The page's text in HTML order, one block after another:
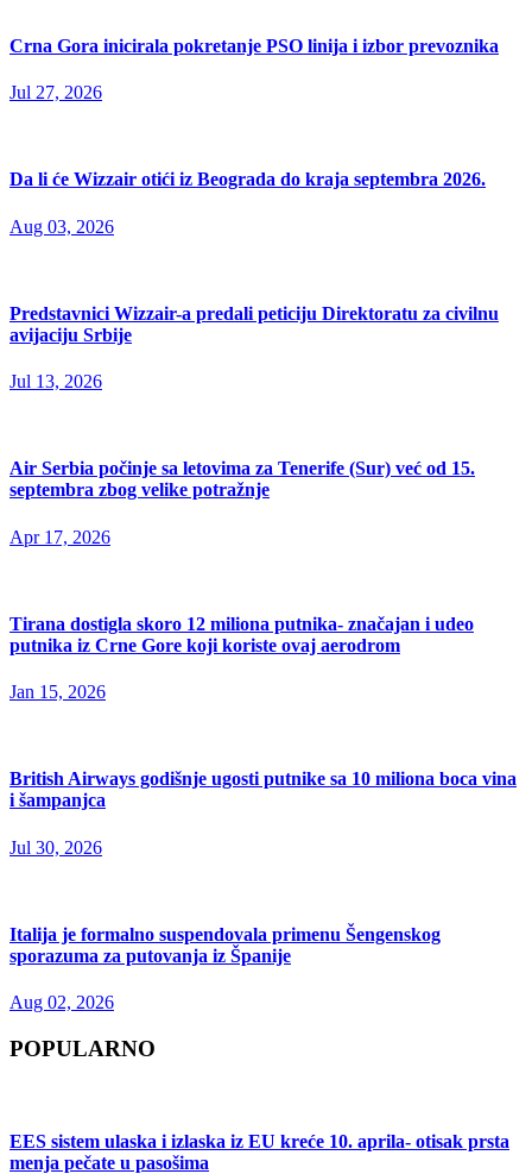
Crna Gora inicirala pokretanje PSO linija i izbor prevoznika
Jul 27, 2026
Da li će Wizzair otići iz Beograda do kraja septembra 2026.
Aug 03, 2026
Predstavnici Wizzair-a predali peticiju Direktoratu za civilnu
avijaciju Srbije
Jul 13, 2026
Air Serbia počinje sa letovima za Tenerife (Sur) već od 15.
septembra zbog velike potražnje
Apr 17, 2026
Tirana dostigla skoro 12 miliona putnika- značajan i udeo
putnika iz Crne Gore koji koriste ovaj aerodrom
Jan 15, 2026
British Airways godišnje ugosti putnike sa 10 miliona boca vina
i šampanjca
Jul 30, 2026
Italija je formalno suspendovala primenu Šengenskog
sporazuma za putovanja iz Španije
Aug 02, 2026
POPULARNO
EES sistem ulaska i izlaska iz EU kreće 10. aprila- otisak prsta
menja pečate u pasošima